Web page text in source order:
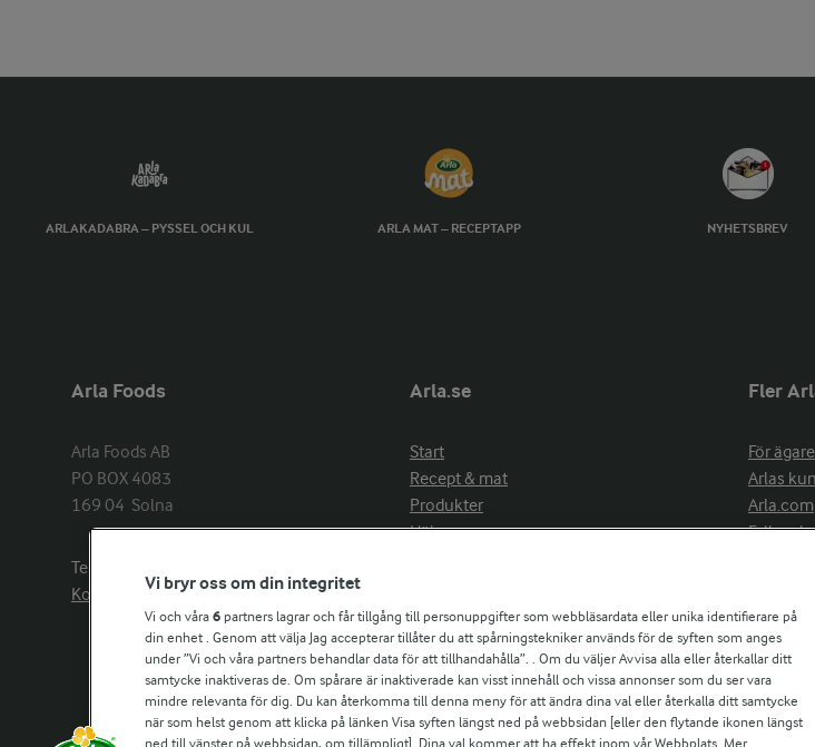
ARLAKADABRA – PYSSEL OCH KUL ARLA MAT – RECEPTAPP NYHETSBREV
Arla Foods
Arla Foods AB
PO BOX 4083
169 04  Solna
Telefon:
Kontakta oss
Arla.se
Start
Recept & mat
Produkter
Hälsa
Aktuellt
Om Arla
Nyheter & press
Jobb & karriär
Kontakta oss
Fler
För ägare
Arlas
Arla.com
Vi bryr oss om din integritet
Vi och våra 6 partners lagrar och får tillgång till personuppgifter som webbläsardata eller unika identifierare på
din enhet . Genom att välja Jag accepterar tillåter du att spårningstekniker används för de syften som anges
under ”Vi och våra partners behandlar data för att tillhandahålla”. . Om du väljer Avvisa alla eller återkallar ditt
samtycke inaktiveras de. Om spårare är inaktiverade kan visst innehåll och vissa annonser som du ser vara
mindre relevanta för dig. Du kan återkomma till denna meny för att ändra dina val eller återkalla ditt samtycke
när som helst genom att klicka på länken Visa syften längst ned på webbsidan [eller den flytande ikonen längst
ned till vänster på webbsidan, om tillämpligt]. Dina val kommer att ha effekt inom vår Webbplats. Mer